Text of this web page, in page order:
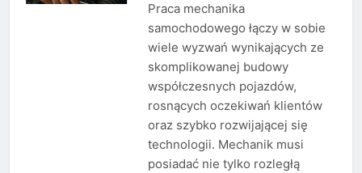
Praca mechanika
samochodowego łączy w sobie
wiele wyzwań wynikających ze
skomplikowanej budowy
współczesnych pojazdów,
rosnących oczekiwań klientów
oraz szybko rozwijającej się
technologii. Mechanik musi
posiadać nie tylko rozległą